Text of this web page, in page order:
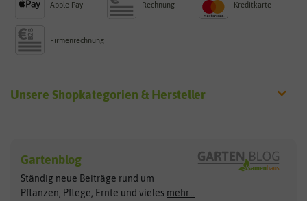
Apple Pay Rechnung Kreditkarte
Firmenrechnung
Unsere Shopkategorien & Hersteller
Exotische Samen
Gemüsesamen
Gründünger
Arche Noah
ASB Greenworld
Clever Pots
COMPO
Gartenblog
Ständig neue Beiträge rund um
Pflanzen, Pflege, Ernte und vieles mehr...